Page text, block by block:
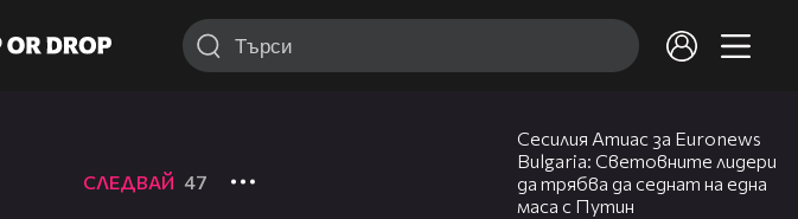
СЛЕДВАЙ 47
Сесилия Атиас за Euronews
Bulgaria: Световните лидери
да трябва да седнат на една
маса с Путин